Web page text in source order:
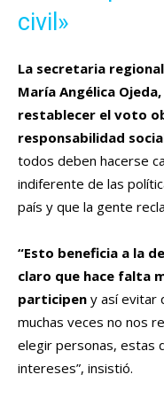
civil»
La secretaria
María Angélica
restablecer el voto
responsabilidad
todos deben hacerse
indiferente de las
país y que la gente
“Esto beneficia a la
claro que hace falta
participen y así evitar
muchas veces no nos
elegir personas, estas
intereses”, insistió.